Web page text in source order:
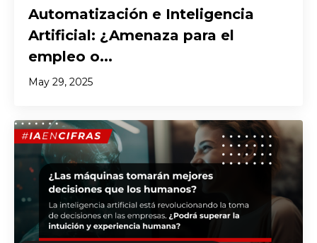
Automatización e Inteligencia
Artificial: ¿Amenaza para el
empleo o...
May 29, 2025